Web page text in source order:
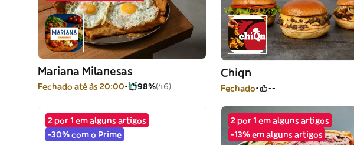
Mariana Milanesas
Fechado até às 20:00 98%(46)
Chiqn
Fechado --
2 por 1 em alguns artigos
-30% com o Prime
2 por 1 em alguns artigos
-13% em alguns artigos